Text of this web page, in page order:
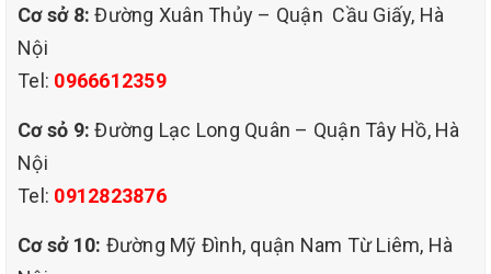
nơi, phục vụ 24/7 các phường như Mỹ
Đình, Mễ Trì, Trung Văn, Cầu Diễn...
2. Dịch vụ phù hợp với ai?
Cơ sở 8:Đường Xuân Thủy – Quận Cầu Giấy, Hà
Nội
Tel: 0966612359
Cơ sỏ 9: Đường Lạc Long Quân – Quận Tây Hồ, Hà
Nội
Tel: 0912823876
Cơ sở 10: Đường Mỹ Đình, quận Nam Từ Liêm, Hà